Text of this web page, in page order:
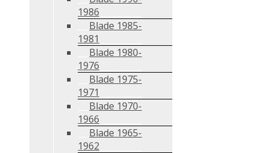
1986
Blade 1985-
1981
Blade 1980-
1976
Blade 1975-
1971
Blade 1970-
1966
Blade 1965-
1962